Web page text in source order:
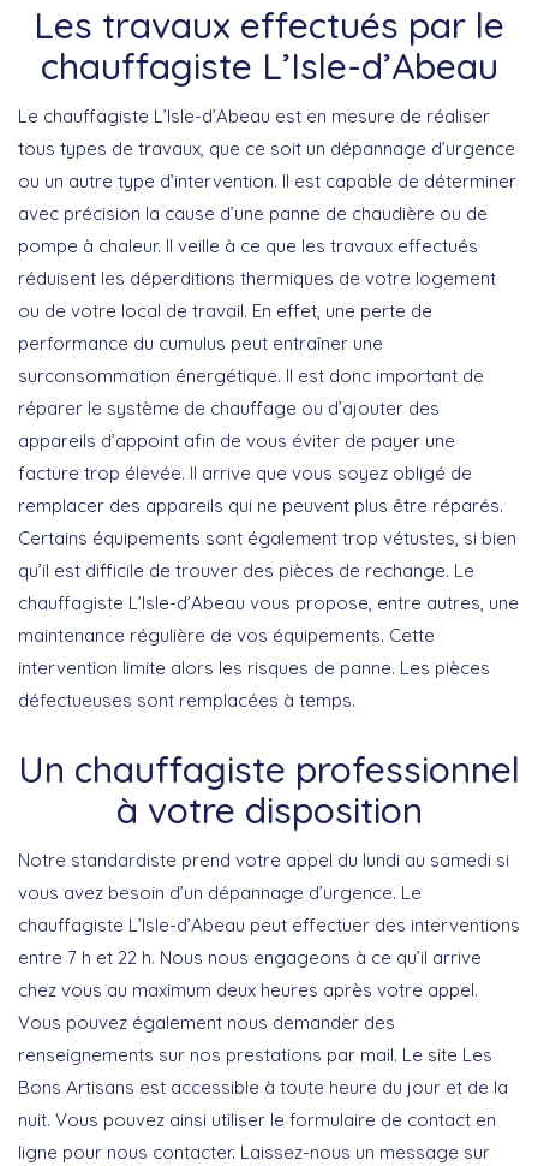
Les travaux effectués par le
chauffagiste L’Isle-d’Abeau
Le chauffagiste L’Isle-d’Abeau est en mesure de réaliser
tous types de travaux, que ce soit un dépannage d’urgence
ou un autre type d’intervention. Il est capable de déterminer
avec précision la cause d’une panne de chaudière ou de
pompe à chaleur. Il veille à ce que les travaux effectués
réduisent les déperditions thermiques de votre logement
ou de votre local de travail. En effet, une perte de
performance du cumulus peut entraîner une
surconsommation énergétique. Il est donc important de
réparer le système de chauffage ou d’ajouter des
appareils d’appoint afin de vous éviter de payer une
facture trop élevée. Il arrive que vous soyez obligé de
remplacer des appareils qui ne peuvent plus être réparés.
Certains équipements sont également trop vétustes, si bien
qu’il est difficile de trouver des pièces de rechange. Le
chauffagiste L’Isle-d’Abeau vous propose, entre autres, une
maintenance régulière de vos équipements. Cette
intervention limite alors les risques de panne. Les pièces
défectueuses sont remplacées à temps.
Un chauffagiste professionnel
à votre disposition
Notre standardiste prend votre appel du lundi au samedi si
vous avez besoin d’un dépannage d’urgence. Le
chauffagiste L’Isle-d’Abeau peut effectuer des interventions
entre 7 h et 22 h. Nous nous engageons à ce qu’il arrive
chez vous au maximum deux heures après votre appel.
Vous pouvez également nous demander des
renseignements sur nos prestations par mail. Le site Les
Bons Artisans est accessible à toute heure du jour et de la
nuit. Vous pouvez ainsi utiliser le formulaire de contact en
ligne pour nous contacter. Laissez-nous un message sur